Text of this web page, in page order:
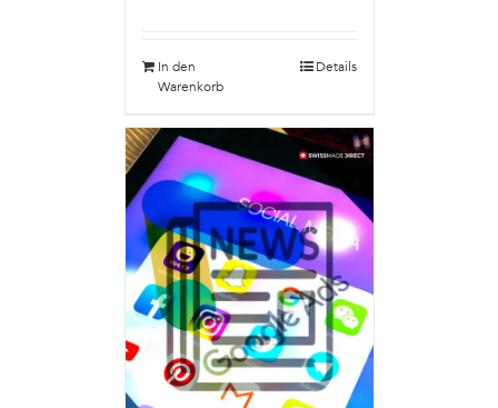
In den
Warenkorb
Details